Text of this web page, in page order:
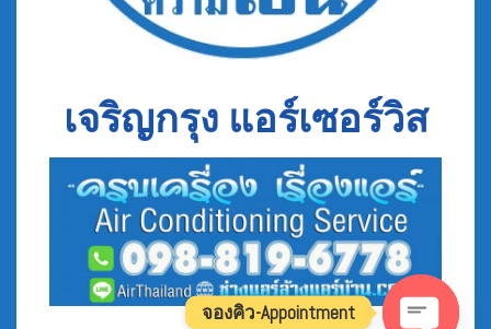
เจริญกรุง แอร์เซอร์วิส
จองคิว-Appointment